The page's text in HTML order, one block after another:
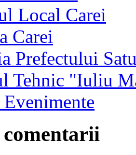
Local Carei
Carei
Prefectului
Tehnic "Iuliu